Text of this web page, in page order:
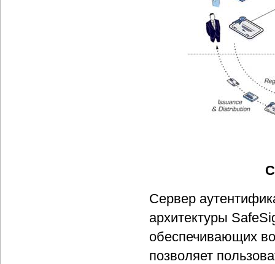
Сервер
архитектуры
обеспечивающих
позволяет